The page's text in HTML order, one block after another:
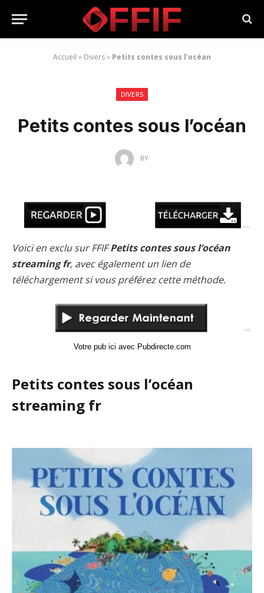
Accueil » Divers» Petits contes sous l’océan
DIVERS
Petits contes sous l’océan
BY
Voici en exclu sur FFIFPetits contes sous l’océan
streaming fr, avec également un lien de
téléchargement si vous préférez cette méthode.
Votre pub ici avec Pubdirecte.com
Petits contes sous l’océan
streaming fr